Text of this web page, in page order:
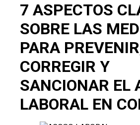
7 ASPECTOS
SOBRE LAS
PARA
CORREGIR Y
SANCIONAR EL
LABORAL EN